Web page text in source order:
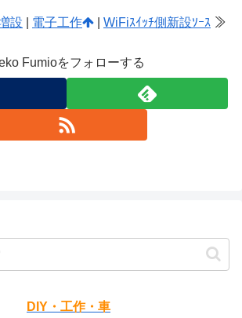
設 電子工作 WiFiｽｲｯﾁ側新設ｿｰｽ ≫
Fumioをフォローする
DIY・工作・車